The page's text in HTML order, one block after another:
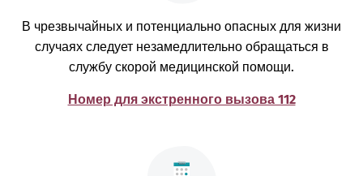
В чрезвычайных и потенциально опасных для жизни
случаях следует незамедлительно обращаться в
службу скорой медицинской помощи.
Номер для экстренного вызова 112